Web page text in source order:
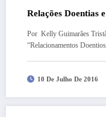
Relações Doentias
Por Kelly Guimarães
“Relacionamentos
10 De Julho De 2016